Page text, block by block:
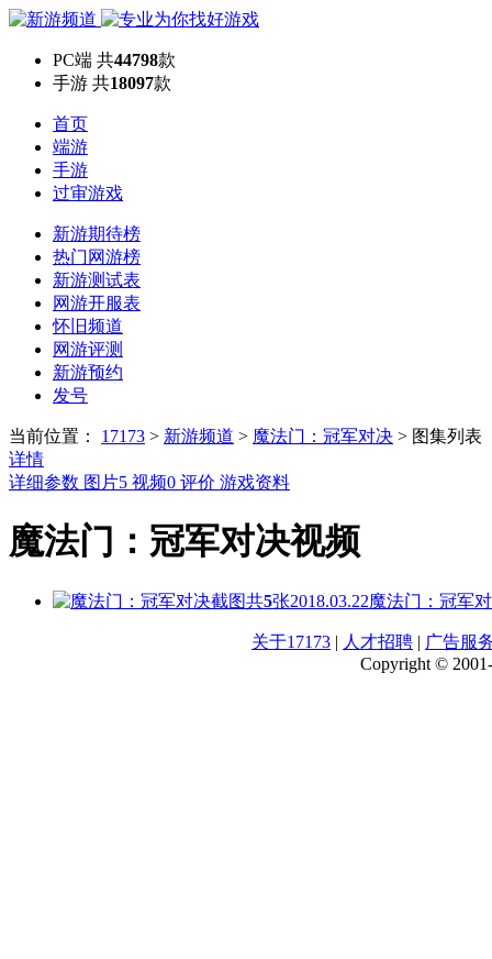
PC端 共44798款
手游 共18097款
首页
端游
手游
过审游戏
新游期待榜
热门网游榜
新游测试表
网游开服表
怀旧频道
网游评测
新游预约
发号
当前位置： 17173 > 新游频道 > 魔法门：冠军对决 > 图集列表
详情
详细参数 图片5 视频0 评价 游戏资料
魔法门：冠军对决视频
共5张2018.03.22魔法门：冠军
关于17173 | 人才招聘 | 广告服
Copyright ©